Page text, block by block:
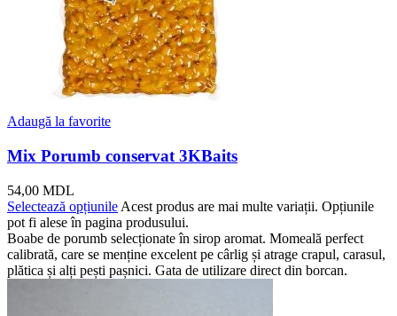
Adaugă la favorite
Mix Porumb conservat 3KBaits
54,00 MDL
Selectează opțiunile Acest produs are mai multe variații. Opțiunile
pot fi alese în pagina produsului.
Boabe de porumb selecționate în sirop aromat. Momeală perfect
calibrată, care se menține excelent pe cârlig și atrage crapul, carasul,
plătica și alți pești pașnici. Gata de utilizare direct din borcan.